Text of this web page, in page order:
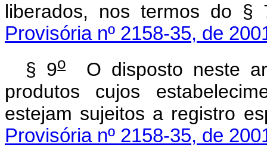
liberados, nos termos do §
Provisória nº 2158-35, de
§ 9oO disposto neste
produtos cujos
estejam sujeitos a
Provisória nº 2158-35, de